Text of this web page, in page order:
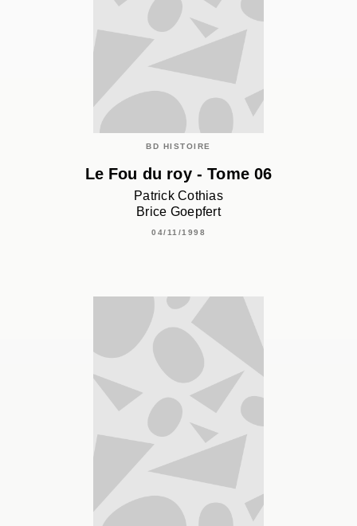
BD HISTOIRE
Le Fou du roy - Tome 06
Patrick Cothias
Brice Goepfert
04/11/1998